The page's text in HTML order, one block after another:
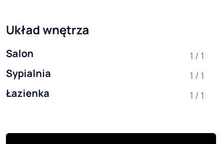
Układ wnętrza
Salon 1 / 1
Sypialnia 1 / 1
Łazienka 1 / 1